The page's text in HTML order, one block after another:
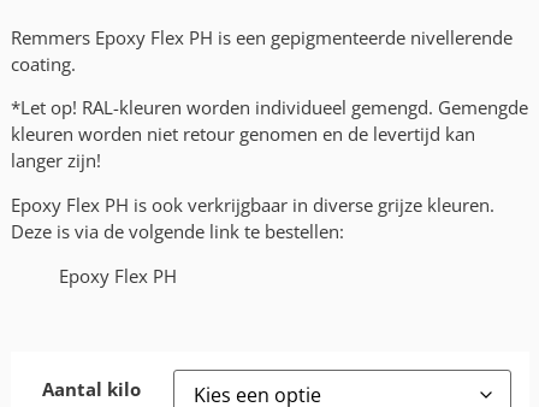
Remmers Epoxy Flex PH is een gepigmenteerde nivellerende
coating.
*Let op! RAL-kleuren worden individueel gemengd. Gemengde
kleuren worden niet retour genomen en de levertijd kan
langer zijn!
Epoxy Flex PH is ook verkrijgbaar in diverse grijze kleuren.
Deze is via de volgende link te bestellen:
Epoxy Flex PH
Aantal kilo